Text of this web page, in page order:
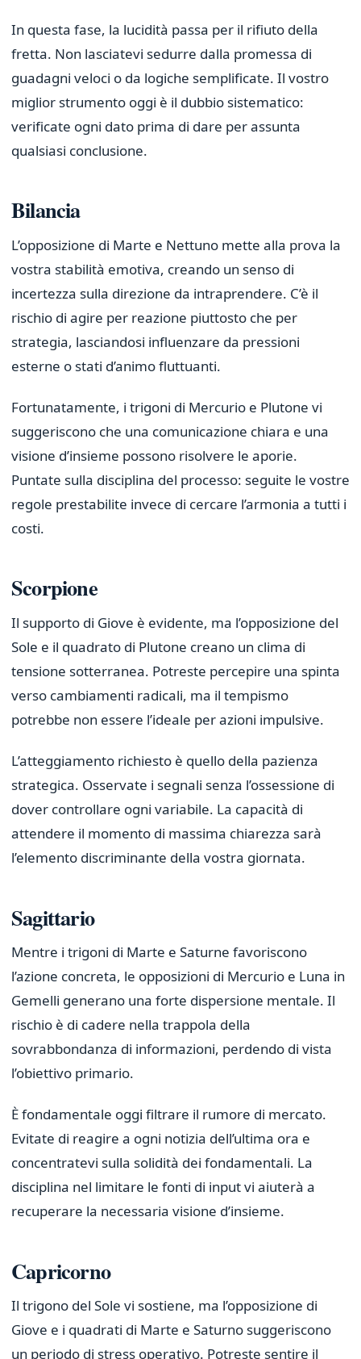
In questa fase, la lucidità passa per il rifiuto della
fretta. Non lasciatevi sedurre dalla promessa di
guadagni veloci o da logiche semplificate. Il vostro
miglior strumento oggi è il dubbio sistematico:
verificate ogni dato prima di dare per assunta
qualsiasi conclusione.
Bilancia
L’opposizione di Marte e Nettuno mette alla prova la
vostra stabilità emotiva, creando un senso di
incertezza sulla direzione da intraprendere. C’è il
rischio di agire per reazione piuttosto che per
strategia, lasciandosi influenzare da pressioni
esterne o stati d’animo fluttuanti.
Fortunatamente, i trigoni di Mercurio e Plutone vi
suggeriscono che una comunicazione chiara e una
visione d’insieme possono risolvere le aporie.
Puntate sulla disciplina del processo: seguite le vostre
regole prestabilite invece di cercare l’armonia a tutti i
costi.
Scorpione
Il supporto di Giove è evidente, ma l’opposizione del
Sole e il quadrato di Plutone creano un clima di
tensione sotterranea. Potreste percepire una spinta
verso cambiamenti radicali, ma il tempismo
potrebbe non essere l’ideale per azioni impulsive.
L’atteggiamento richiesto è quello della pazienza
strategica. Osservate i segnali senza l’ossessione di
dover controllare ogni variabile. La capacità di
attendere il momento di massima chiarezza sarà
l’elemento discriminante della vostra giornata.
Sagittario
Mentre i trigoni di Marte e Saturne favoriscono
l’azione concreta, le opposizioni di Mercurio e Luna in
Gemelli generano una forte dispersione mentale. Il
rischio è di cadere nella trappola della
sovrabbondanza di informazioni, perdendo di vista
l’obiettivo primario.
È fondamentale oggi filtrare il rumore di mercato.
Evitate di reagire a ogni notizia dell’ultima ora e
concentratevi sulla solidità dei fondamentali. La
disciplina nel limitare le fonti di input vi aiuterà a
recuperare la necessaria visione d’insieme.
Capricorno
Il trigono del Sole vi sostiene, ma l’opposizione di
Giove e i quadrati di Marte e Saturno suggeriscono
un periodo di stress operativo. Potreste sentire il